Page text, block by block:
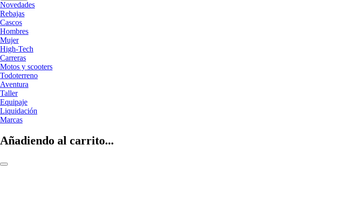
Novedades
Rebajas
Cascos
Hombres
Mujer
High-Tech
Carreras
Motos y scooters
Todoterreno
Aventura
Taller
Equipaje
Liquidación
Marcas
Añadiendo al carrito...